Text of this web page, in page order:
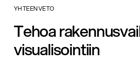
YHTEENVETO
Tehoa
visualisointiin